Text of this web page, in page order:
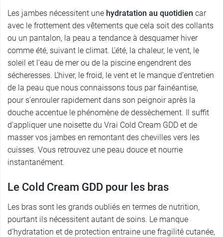
Les jambes nécessitent une hydratation au quotidien car
avec le frottement des vêtements que cela soit des collants
ou un pantalon, la peau a tendance à desquamer hiver
comme été, suivant le climat. L’été, la chaleur, le vent, le
soleil et l’eau de mer ou de la piscine engendrent des
sécheresses. L’hiver, le froid, le vent et le manque d’entretien
de la peau que nous connaissons tous par fainéantise,
pour s’enrouler rapidement dans son peignoir après la
douche accentue le phénomène de dessèchement. Il suffit
d’appliquer une noisette du Vrai Cold Cream GDD et de
masser vos jambes en remontant des chevilles vers les
cuisses. Vous retrouvez une peau douce et nourrie
instantanément.
Le Cold Cream GDD pour les bras
Les bras sont les grands oubliés en termes de nutrition,
pourtant ils nécessitent autant de soins. Le manque
d’hydratation et de protection entraine une fragilité cutanée,